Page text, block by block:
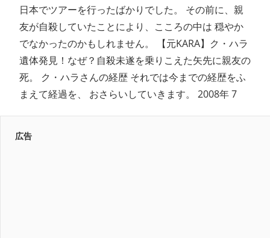
日本でツアーを行ったばかりでした。 その前に、親
友が自殺していたことにより、こころの中は 穏やか
でなかったのかもしれません。 【元KARA】ク・ハラ
遺体発見！なぜ？自殺未遂を乗りこえた矢先に親友の
死。 ク・ハラさんの経歴 それでは今までの経歴をふ
まえて経過を、 おさらいしていきます。 2008年 7
広告